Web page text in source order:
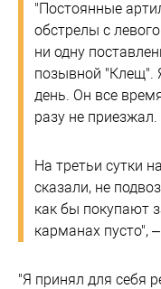
"Постоянные
обстрелы с
ни одну
позывной "Клещ".
день. Он все
разу не приезжал.
На третьи сутки
сказали, не
как бы покупают
карманах пусто",
"Я принял для себя